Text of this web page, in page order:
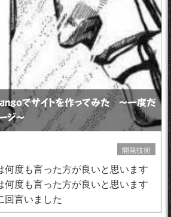
でサイトを作ってみた 〜一度だ
ジ〜
開発技術
何度も言った方が良いと思います
何度も言った方が良いと思います
回言いました